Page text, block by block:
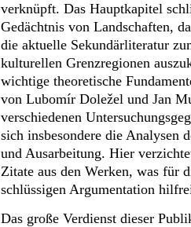
verknüpft. Das Hauptkapitel
Gedächtnis von Landschaften,
die aktuelle Sekundärliteratur
kulturellen Grenzregionen
wichtige theoretische
von Lubomír Doležel und Jan
verschiedenen
sich insbesondere die Analysen
und Ausarbeitung. Hier
Zitate aus den Werken, was für
schlüssigen Argumentation
Das große Verdienst dieser